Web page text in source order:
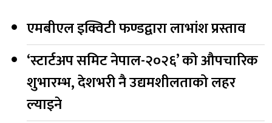
एमबीएल इक्विटी फण्डद्वारा लाभांश प्रस्ताव
‘स्टार्टअप समिट नेपाल-२०२६’ को औपचारिक
शुभारम्भ, देशभरी नै उद्यमशीलताको लहर
ल्याइने